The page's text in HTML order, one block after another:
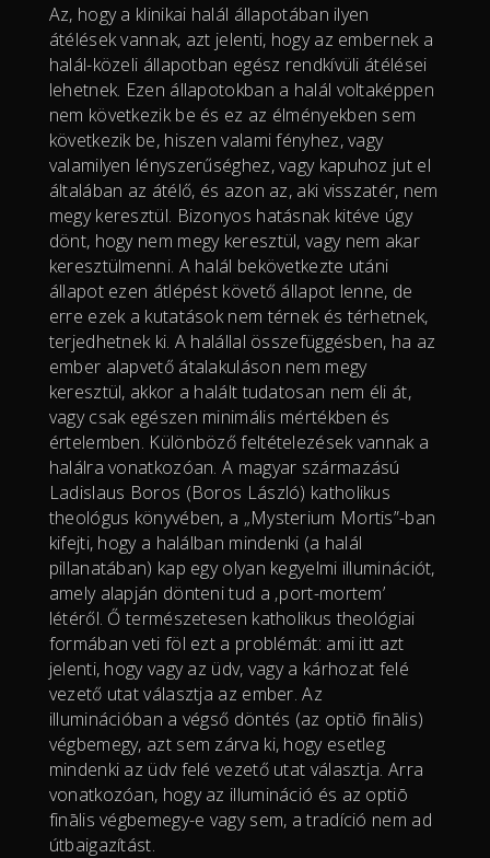
Az, hogy a klinikai halál állapotában ilyen
átélések vannak, azt jelenti, hogy az embernek a
halál-közeli állapotban egész rendkívüli átélései
lehetnek. Ezen állapotokban a halál voltaképpen
nem következik be és ez az élményekben sem
következik be, hiszen valami fényhez, vagy
valamilyen lényszerűséghez, vagy kapuhoz jut el
általában az átélő, és azon az, aki visszatér, nem
megy keresztül. Bizonyos hatásnak kitéve úgy
dönt, hogy nem megy keresztül, vagy nem akar
keresztülmenni. A halál bekövetkezte utáni
állapot ezen átlépést követő állapot lenne, de
erre ezek a kutatások nem térnek és térhetnek,
terjedhetnek ki. A halállal összefüggésben, ha az
ember alapvető átalakuláson nem megy
keresztül, akkor a halált tudatosan nem éli át,
vagy csak egészen minimális mértékben és
értelemben. Különböző feltételezések vannak a
halálra vonatkozóan. A magyar származású
Ladislaus Boros (Boros László) katholikus
theológus könyvében, a „Mysterium Mortis”-ban
kifejti, hogy a halálban mindenki (a halál
pillanatában) kap egy olyan kegyelmi illuminációt,
amely alapján dönteni tud a ‚port-mortem’
létéről. Ő természetesen katholikus theológiai
formában veti föl ezt a problémát: ami itt azt
jelenti, hogy vagy az üdv, vagy a kárhozat felé
vezető utat választja az ember. Az
illuminációban a végső döntés (az optiō finālis)
végbemegy, azt sem zárva ki, hogy esetleg
mindenki az üdv felé vezető utat választja. Arra
vonatkozóan, hogy az illumináció és az optiō
finālis végbemegy-e vagy sem, a tradíció nem ad
útbaigazítást.